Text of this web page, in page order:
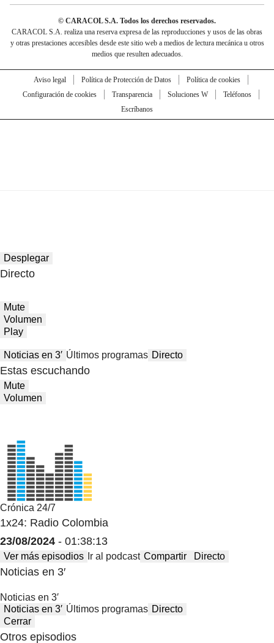
© CARACOL S.A. Todos los derechos reservados.
CARACOL S.A. realiza una reserva expresa de las reproducciones y usos de las obras
y otras prestaciones accesibles desde este sitio web a medios de lectura mecánica u otros
medios que resulten adecuados.
Aviso legal Política de Protección de Datos
Política de cookies
Configuración de cookies
Transparencia Soluciones W
Teléfonos
Escríbanos
Desplegar
Directo
Mute
Volumen
Play
Noticias en 3′ Últimos programas Directo
Estas escuchando
Mute
Volumen
Crónica 24/7
1x24: Radio Colombia
23/08/2024 - 01:38:13
Ver más episodios Ir al podcast Compartir Directo
Noticias en 3′
Noticias en 3′
Noticias en 3′ Últimos programas Directo
Cerrar
Otros episodios